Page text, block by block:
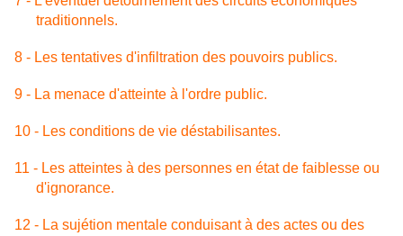
traditionnels.
8 - Les tentatives d'infiltration des pouvoirs publics.
9 - La menace d'atteinte à l'ordre public.
10 - Les conditions de vie déstabilisantes.
11 - Les atteintes à des personnes en état de faiblesse ou
d'ignorance.
12 - La sujétion mentale conduisant à des actes ou des